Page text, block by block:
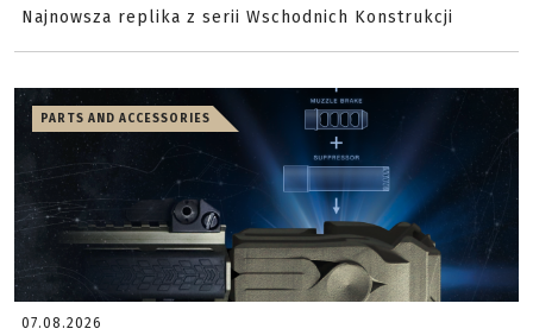
Najnowsza replika z serii Wschodnich Konstrukcji
PARTS AND ACCESSORIES
07.08.2026